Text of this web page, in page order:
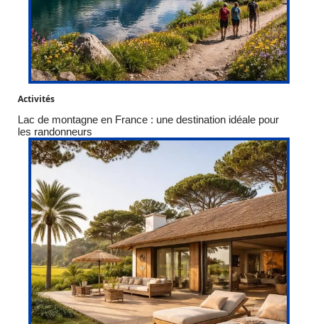
Activités
Lac de montagne en France : une destination idéale pour
les randonneurs